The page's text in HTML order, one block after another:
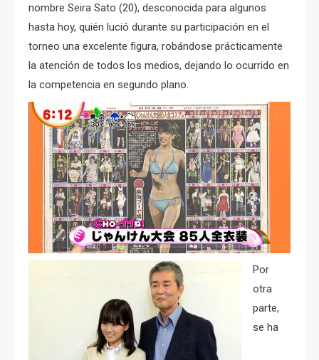
nombre Seira Sato (20), desconocida para algunos
hasta hoy, quién lució durante su participación en el
torneo una excelente figura, robándose prácticamente
la atención de todos los medios, dejando lo ocurrido en
la competencia en segundo plano.
Por
otra
parte,
se ha